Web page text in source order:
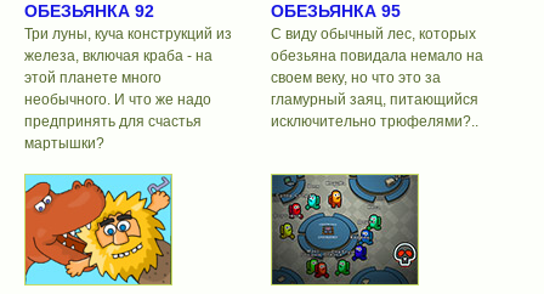
ОБЕЗЬЯНКА 92
Три луны, куча конструкций из
железа, включая краба - на
этой планете много
необычного. И что же надо
предпринять для счастья
мартышки?
ОБЕЗЬЯНКА 95
С виду обычный лес, которых
обезьяна повидала немало на
своем веку, но что это за
гламурный заяц, питающийся
исключительно трюфелями?..